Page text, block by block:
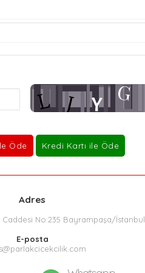
Adres
Caddesi No:235 Bayrampaşa/İstanbul
E-posta